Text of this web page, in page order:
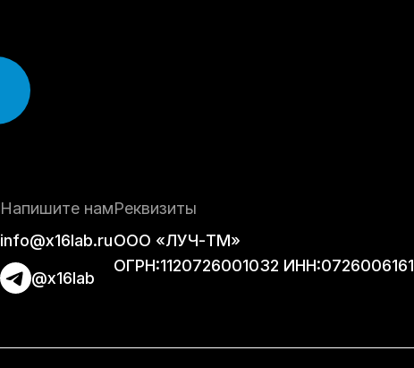
Напишите нам
info@x16lab.ru
@x16lab
Реквизиты
ООО «ЛУЧ-ТМ»
ОГРН:1120726001032 ИНН:0726006161